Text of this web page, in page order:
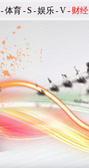
-体育-S -娱乐-V- 财经